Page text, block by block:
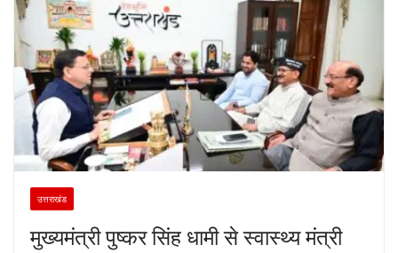
उत्तराखंड
मुख्यमंत्री पुष्कर सिंह धामी से स्वास्थ्य मंत्री